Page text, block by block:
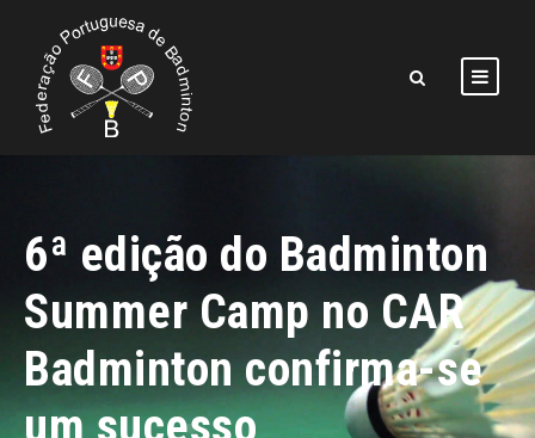
6ª edição do Badminton
Summer Camp no CAR
Badminton confirma-se
um sucesso